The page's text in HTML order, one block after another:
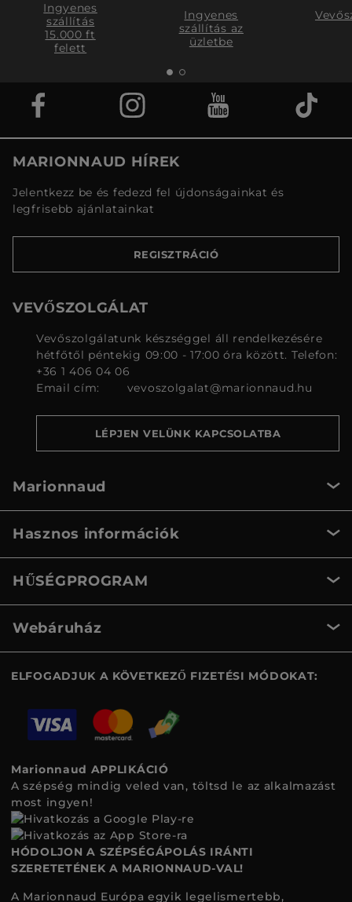
Ingyenes
szállítás
15.000 ft
felett
Ingyenes
szállítás az
üzletbe
MARIONNAUD HÍREK
Jelentkezz be és fedezd fel újdonságainkat és
legfrisebb ajánlatainkat
REGISZTRÁCIÓ
VEVŐSZOLGÁLAT
Vevőszolgálatunk készséggel áll rendelkezésére
hétfőtől péntekig 09:00 - 17:00 óra között. Telefon:
+36 1 406 04 06
Email cím:
vevoszolgalat@marionnaud.hu
LÉPJEN VELÜNK KAPCSOLATBA
Marionnaud
Hasznos információk
HŰSÉGPROGRAM
Webáruház
ELFOGADJUK A KÖVETKEZŐ FIZETÉSI MÓDOKAT:
Marionnaud APPLIKÁCIÓ
A szépség mindig veled van, töltsd le az alkalmazást
most ingyen!
HÓDOLJON A SZÉPSÉGÁPOLÁS IRÁNTI
SZERETETÉNEK A MARIONNAUD-VAL!
A Marionnaud Európa egyik legelismertebb,